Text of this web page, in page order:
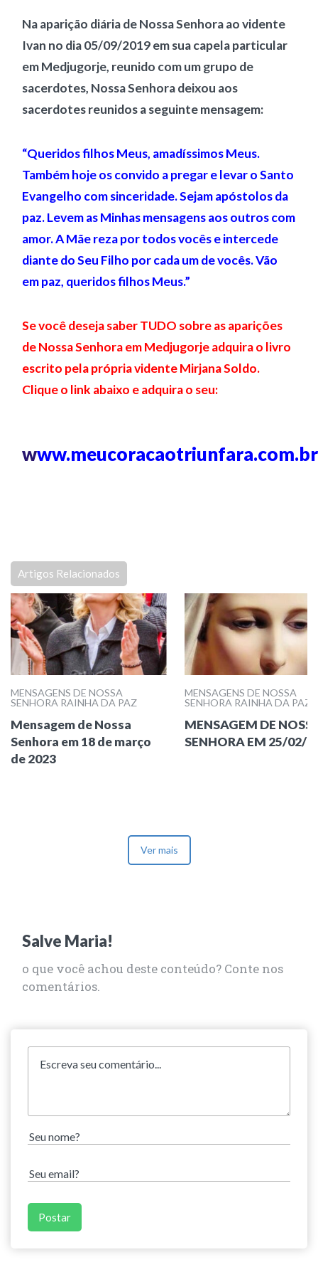
Na aparição diária de Nossa Senhora ao vidente
Ivan no dia 05/09/2019 em sua capela particular
em Medjugorje, reunido com um grupo de
sacerdotes, Nossa Senhora deixou aos
sacerdotes reunidos a seguinte mensagem:
“Queridos filhos Meus, amadíssimos Meus.
Também hoje os convido a pregar e levar o Santo
Evangelho com sinceridade. Sejam apóstolos da
paz. Levem as Minhas mensagens aos outros com
amor. A Mãe reza por todos vocês e intercede
diante do Seu Filho por cada um de vocês. Vão
em paz, queridos filhos Meus.”
Se você deseja saber TUDO sobre as aparições
de Nossa Senhora em Medjugorje adquira o livro
escrito pela própria vidente Mirjana Soldo.
Clique o link abaixo e adquira o seu:
www.meucoracaotriunfara.com.br
Artigos Relacionados
MENSAGENS DE NOSSA
SENHORA RAINHA DA PAZ
Mensagem de Nossa
Senhora em 18 de março
de 2023
MENSAGENS DE NOSSA
SENHORA RAINHA DA PAZ
MENSAGEM DE
SENHORA EM 25/02/
Ver mais
Salve Maria!
o que você achou deste conteúdo? Conte nos
comentários.